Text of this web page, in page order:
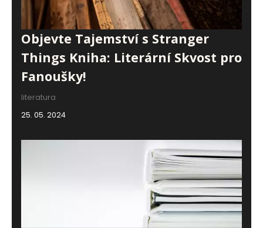
Objevte Tajemství s Stranger
Things Kniha: Literární Skvost pro
Fanoušky!
literatura
25. 05. 2024